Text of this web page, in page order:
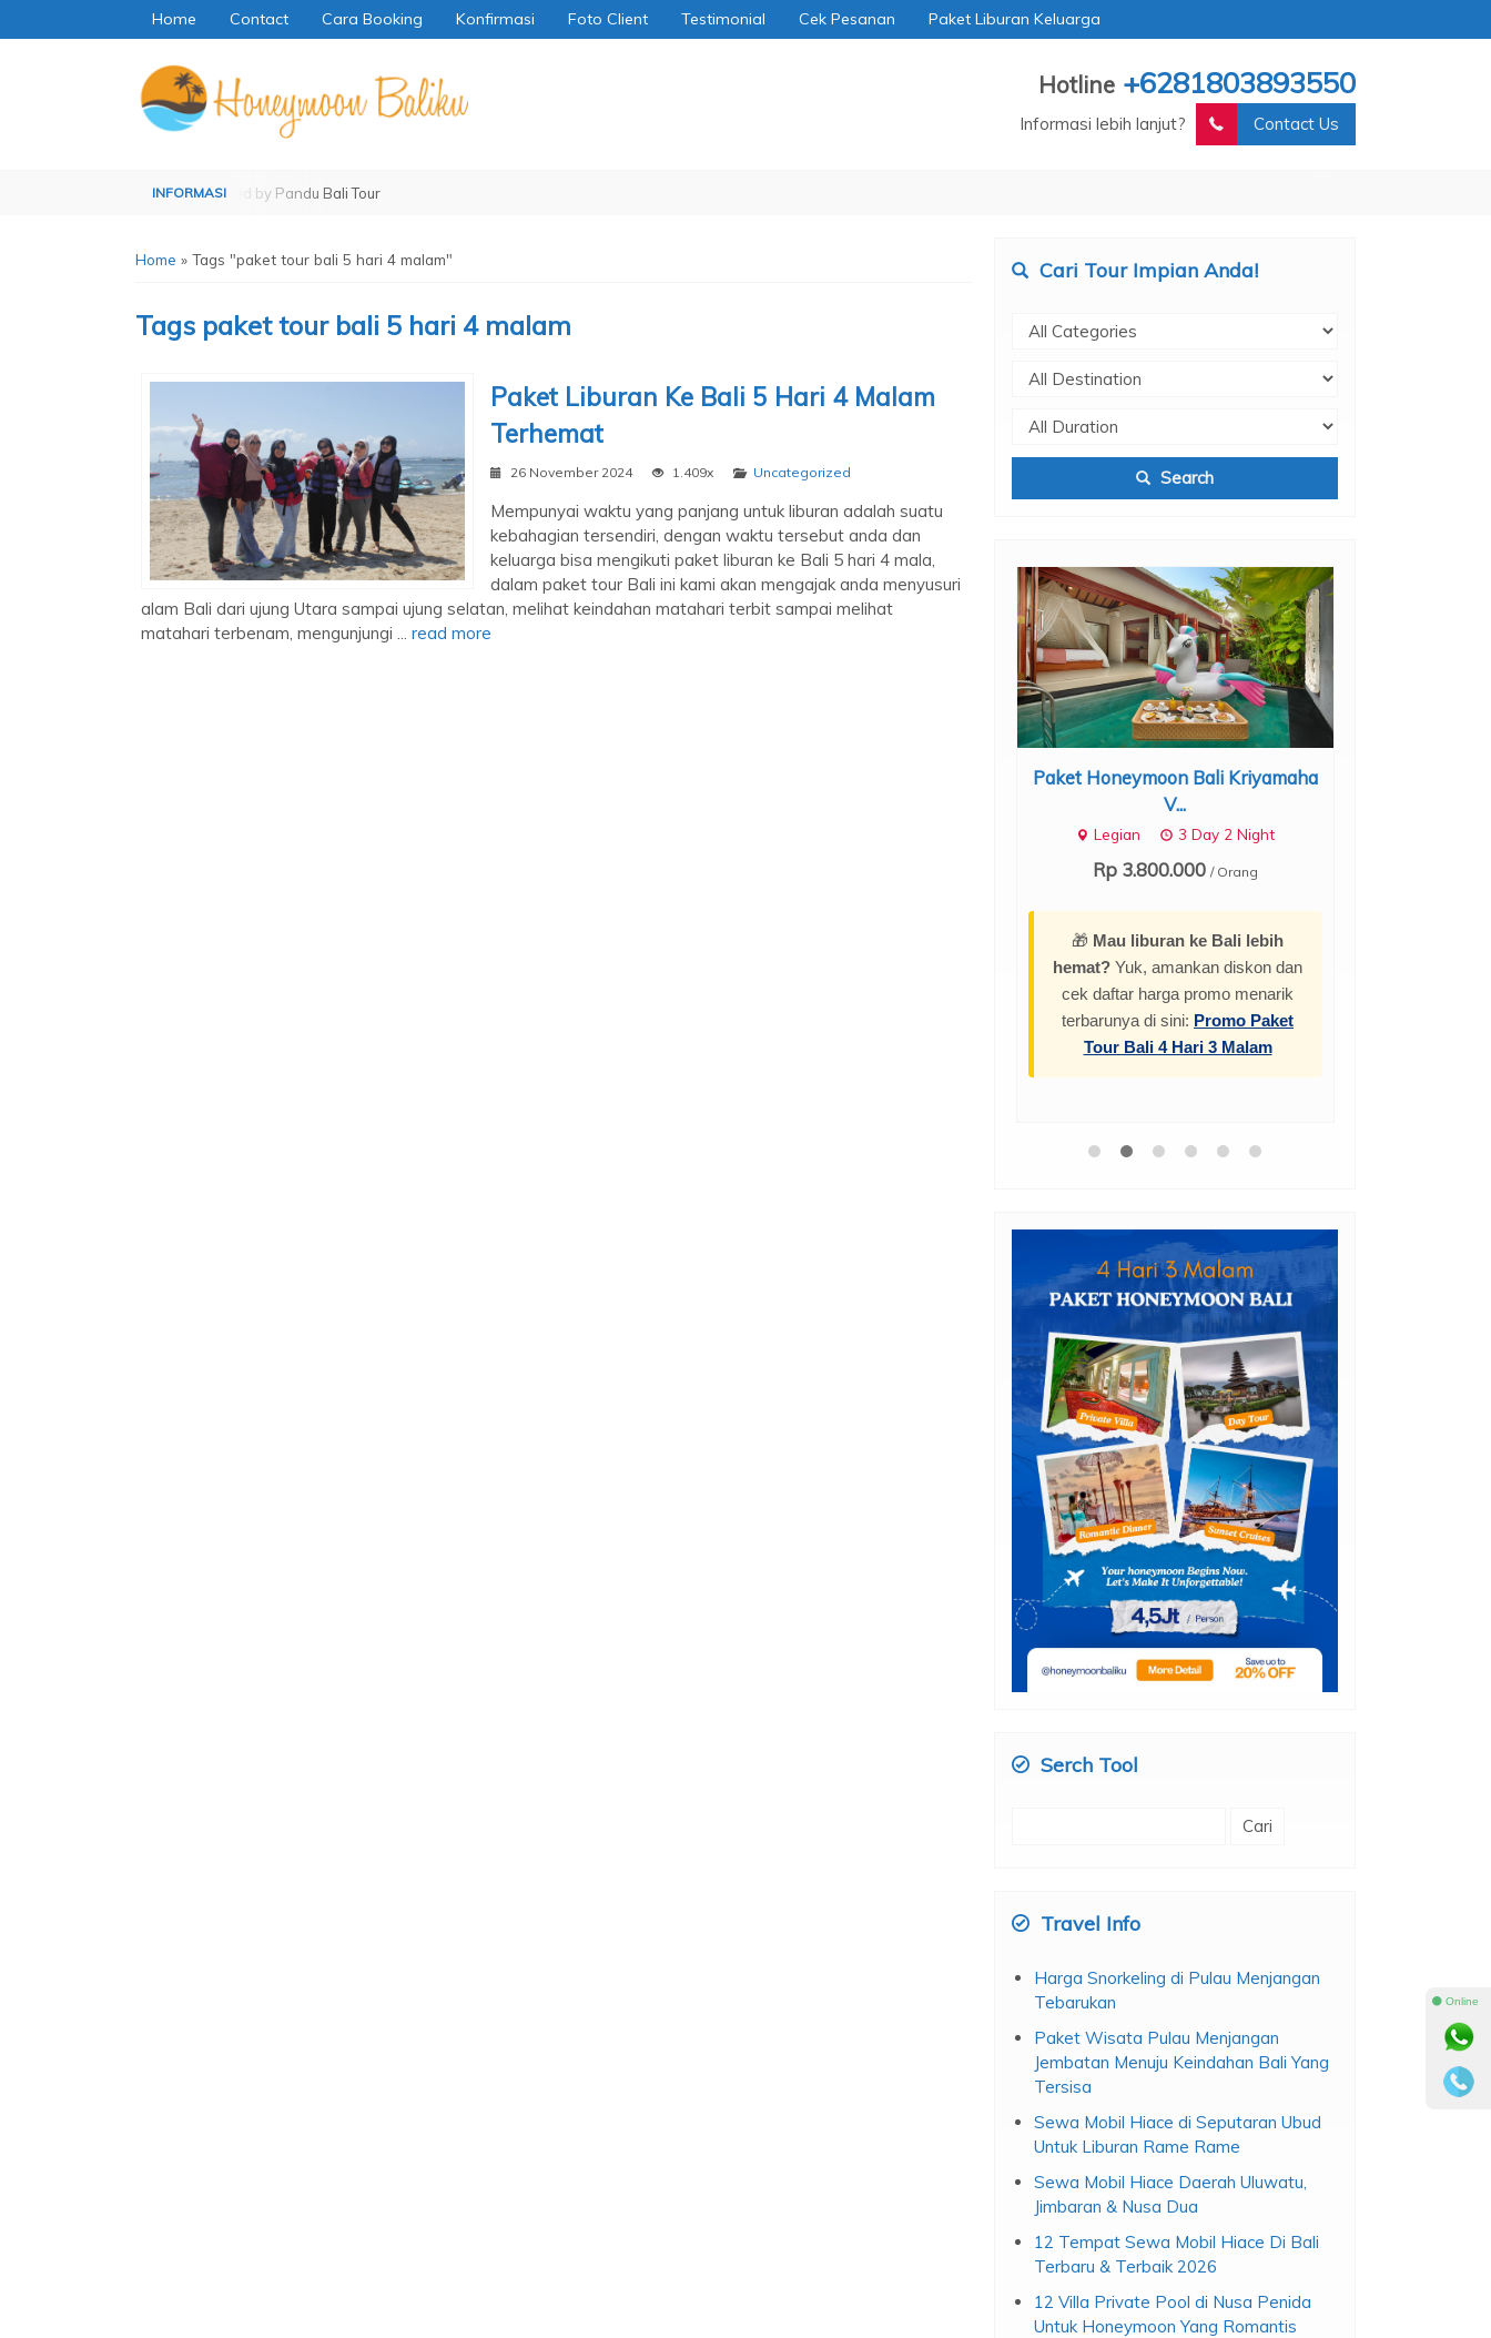
Home Contact Cara Booking Konfirmasi Foto Client Testimonial Cek Pesanan Paket Liburan Keluarga
Hotline +6281803893550
Informasi lebih lanjut? Contact Us
Operated by Pandu Bali Tour Operated by Pandu Bali Tour
Home » Tags "paket tour bali 5 hari 4 malam"
Tags paket tour bali 5 hari 4 malam
Paket Liburan Ke Bali 5 Hari 4 Malam
Terhemat
26 November 2024 1.409x Uncategorized
Mempunyai waktu yang panjang untuk liburan adalah suatu
kebahagian tersendiri, dengan waktu tersebut anda dan
keluarga bisa mengikuti paket liburan ke Bali 5 hari 4 mala,
dalam paket tour Bali ini kami akan mengajak anda menyusuri
alam Bali dari ujung Utara sampai ujung selatan, melihat keindahan matahari terbit sampai melihat
matahari terbenam, mengunjungi ... read more
Cari Tour Impian Anda!
Search
Paket Honeymoon Bali Kriyamaha
V...
Legian 3 Day 2 Night
Rp 3.800.000 / Orang
🎁 Mau liburan ke Bali lebih
hemat? Yuk, amankan diskon dan
cek daftar harga promo menarik
terbarunya di sini: Promo Paket
Tour Bali 4 Hari 3 Malam
Serch Tool
Travel Info
Harga Snorkeling di Pulau Menjangan
Tebarukan
Paket Wisata Pulau Menjangan
Jembatan Menuju Keindahan Bali Yang
Tersisa
Sewa Mobil Hiace di Seputaran Ubud
Untuk Liburan Rame Rame
Sewa Mobil Hiace Daerah Uluwatu,
Jimbaran & Nusa Dua
12 Tempat Sewa Mobil Hiace Di Bali
Terbaru & Terbaik 2026
12 Villa Private Pool di Nusa Penida
Untuk Honeymoon Yang Romantis
⚫ Online